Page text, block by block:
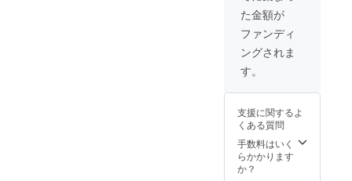
記載させていた
だきます。 【支
援時、必ず備考
欄に発表ご希望
のお名前をご記
入ください】 ・
ない場合は、そ
の旨を備考欄に
ご記載くださ
い。 ・所属や肩
書などを備考欄
に記入いただけ
れば、それらも
まで）をご用意
いたします（最
大3名様）。午後
1時からを予定し
ておりますが、
変更の可能性が
費や滞在費など
はご参加者様の
ご負担でお願い
いたします。
⑥「ヒーロー六
法」に協力者様
としてお名前を
ます。 ③「ヒー
ロー六法」の作
成に携わった高
校生から感謝状
をお送りいたし
ます。 ⑤10月6
日（日）、慶應
義塾大学三田
キャンパス内で
開催予定の
「ヒーロー六
法」の成果発表
会にて、前列座
席（3列目まで）
た金額が
ファンディ
ングされま
す。
支援に関するよ
くある質問
手数料はいく
らかかります
か？